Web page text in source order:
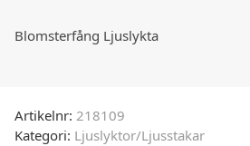
Blomsterfång Ljuslykta
Artikelnr: 218109
Kategori: Ljuslyktor/Ljusstakar